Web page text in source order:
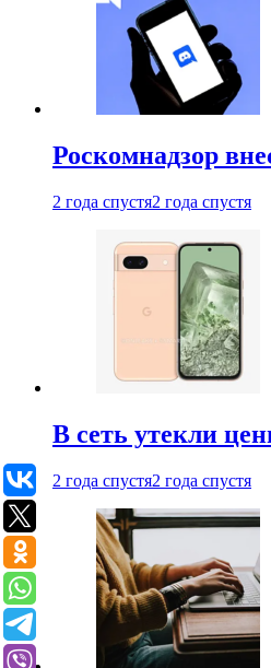
Роскомнадзор
2 года спустя2 года спустя
В сеть утекли
2 года спустя2 года спустя